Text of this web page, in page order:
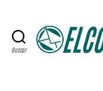
Buscar